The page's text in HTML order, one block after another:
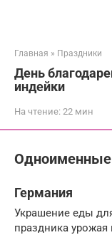
Главная » Праздники
День
индейки
На чтение: 22 мин
Одноименные
Германия
Украшение еды
праздника урожая